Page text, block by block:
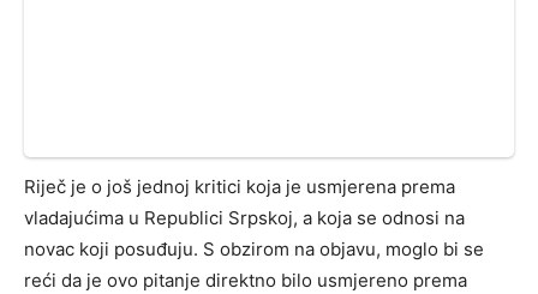
Riječ je o još jednoj kritici koja je usmjerena prema
vladajućima u Republici Srpskoj, a koja se odnosi na
novac koji posuđuju. S obzirom na objavu, moglo bi se
reći da je ovo pitanje direktno bilo usmjereno prema